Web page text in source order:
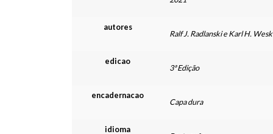
autores
Ralf J. Radlanski e Karl H.
edicao
3ª Edição
encadernacao
Capa dura
idioma